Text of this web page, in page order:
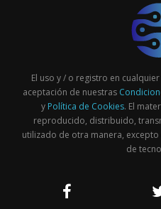
El uso y / o registro en
aceptación de nuestras
y Política de Cookies. El
reproducido, distribuido,
utilizado de otra manera,
de